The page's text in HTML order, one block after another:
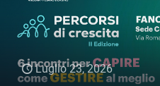
Luglio 23, 2026